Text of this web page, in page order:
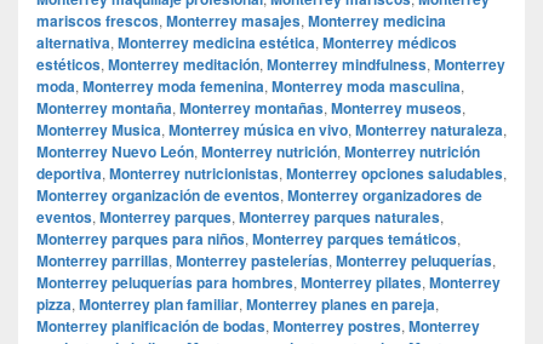
mariscos frescos, Monterrey masajes, Monterrey medicina
alternativa, Monterrey medicina estética, Monterrey médicos
estéticos, Monterrey meditación, Monterrey mindfulness, Monterrey
moda, Monterrey moda femenina, Monterrey moda masculina,
Monterrey montaña, Monterrey montañas, Monterrey museos,
Monterrey Musica, Monterrey música en vivo, Monterrey naturaleza,
Monterrey Nuevo León, Monterrey nutrición, Monterrey nutrición
deportiva, Monterrey nutricionistas, Monterrey opciones saludables,
Monterrey organización de eventos, Monterrey organizadores de
eventos, Monterrey parques, Monterrey parques naturales,
Monterrey parques para niños, Monterrey parques temáticos,
Monterrey parrillas, Monterrey pastelerías, Monterrey peluquerías,
Monterrey peluquerías para hombres, Monterrey pilates, Monterrey
pizza, Monterrey plan familiar, Monterrey planes en pareja,
Monterrey planificación de bodas, Monterrey postres, Monterrey